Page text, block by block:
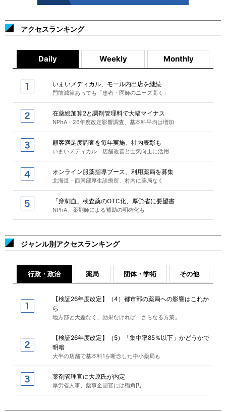
アクセスランキング
Daily Weekly Monthly
いまいメディカル、モール内出店を継続
門前減算あっても「患者・医師のニーズ高く」
在薬総加算2と調剤管理料で大幅マイナス
NPhA・26年度改定影響調査、基本料平均は増加
顧客満足度調査を毎年実施、社内表彰も
いまいメディカル 店舗改善と士気向上に活用
オンライン服薬指導ブース、利用薬局を募集
北海道・西興部厚生診療所、村内に薬局なく
「穿刺血」検査薬のOTC化、厚労省に要望書
NPhA、薬剤師による補助の明確化も
ジャンル別アクセスランキング
行政・政治 薬局 団体・学術 その他
【検証26年度改定】（4）都市部の薬局への影響はこれか
ら
地方部と大差なく、効果なければ「さらなる方策」
【検証26年度改定】（5）「集中率85％以下」かどうかで
明暗
大半の店舗で基本料1を断念した中小薬局も
薬剤管理官に大原氏が内定
厚労省人事、薬事企画官には稲角氏